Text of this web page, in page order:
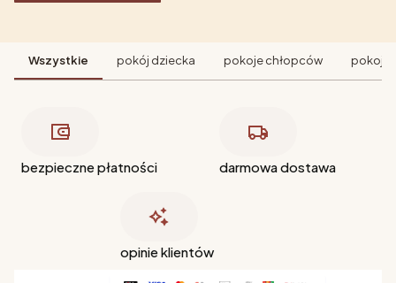
Wszystkie pokój dziecka pokoje chłopców pokoje
bezpieczne płatności darmowa dostawa
opinie klientów